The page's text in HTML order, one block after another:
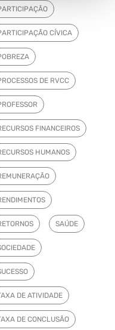
CÍVICA
DE RVCC
FINANCEIROS
HUMANOS
SAÚDE
DE ATIVIDADE
DE CONCLUSÃO